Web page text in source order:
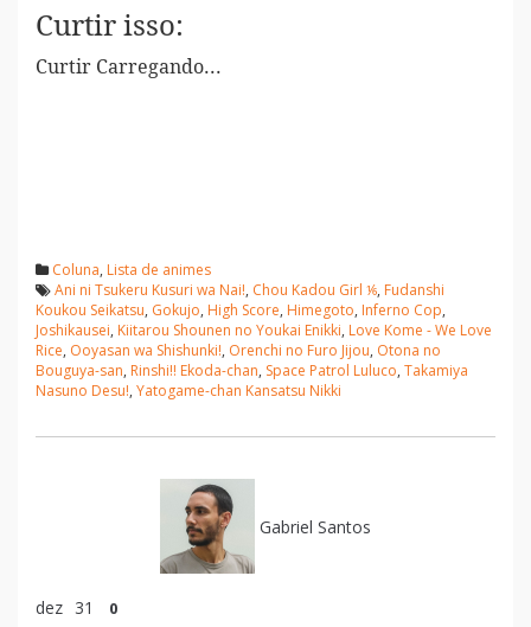
Curtir isso:
Curtir Carregando...
Coluna, Lista de animes
Ani ni Tsukeru Kusuri wa Nai!, Chou Kadou Girl ⅙, Fudanshi
Koukou Seikatsu, Gokujo, High Score, Himegoto, Inferno Cop,
Joshikausei, Kiitarou Shounen no Youkai Enikki, Love Kome - We Love
Rice, Ooyasan wa Shishunki!, Orenchi no Furo Jijou, Otona no
Bouguya-san, Rinshi!! Ekoda-chan, Space Patrol Luluco, Takamiya
Nasuno Desu!, Yatogame-chan Kansatsu Nikki
Gabriel Santos
dez 31 0